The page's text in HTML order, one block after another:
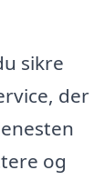
sikre
der
og